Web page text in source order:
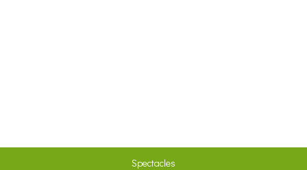
Spectacles